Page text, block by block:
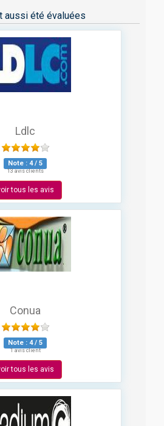
aussi été évaluées
Ldlc
Note : 4/ 5
13 avis clients
tous les avis
Conua
Note : 4/ 5
1 avis client
tous les avis